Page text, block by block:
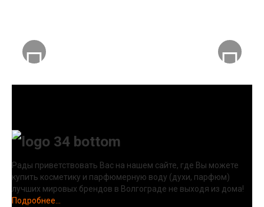
Рады приветствовать Вас на нашем сайте, где Вы можете
купить косметику и парфюмерную воду (духи, парфюм)
лучших мировых брендов в Волгограде не выходя из дома!
Подробнее...